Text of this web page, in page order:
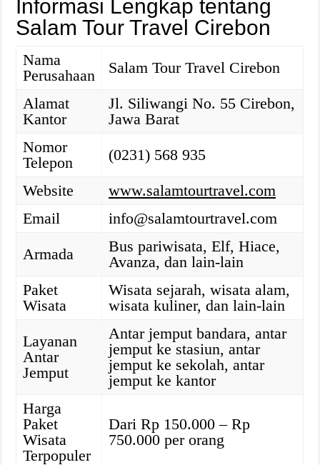
Informasi Lengkap tentang
Salam Tour Travel Cirebon
Nama
Perusahaan
Salam Tour Travel Cirebon
Alamat
Kantor
Jl. Siliwangi No. 55 Cirebon,
Jawa Barat
Nomor
Telepon
(0231) 568 935
Website
www.salamtourtravel.com
Email
info@salamtourtravel.com
Armada
Bus pariwisata, Elf, Hiace,
Avanza, dan lain-lain
Paket
Wisata
Wisata sejarah, wisata alam,
wisata kuliner, dan lain-lain
Layanan
Antar
Jemput
Antar jemput bandara, antar
jemput ke stasiun, antar
jemput ke sekolah, antar
jemput ke kantor
Harga
Paket
Wisata
Terpopuler
Dari Rp 150.000 – Rp
750.000 per orang